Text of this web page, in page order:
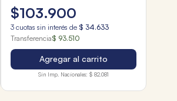
DEPORTIVO 213pzas
$103.900
3 cuotas sin interés de $ 34.633
Transferencia$ 93.510
Agregar al carrito
Sin Imp. Nacionales: $ 82.081